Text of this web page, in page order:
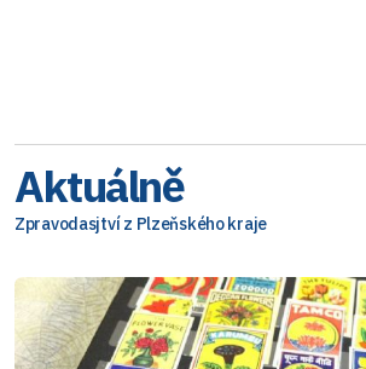
Aktuálně
Zpravodasjtví z Plzeňského kraje